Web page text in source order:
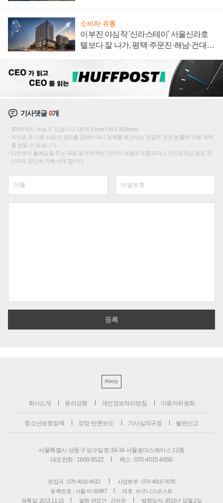
소비자·유통
이부진 야심작 '신라스테이' 서울신라호
텔보다 잘 나가, 평택·주문진·해남·건대로
기사댓글0개
200자까지 쓰실 수 있습니다. (현재 0 byte / 최대 400byte)
저작권 등 다른 사람의 권리를 침해하거나 명예를 훼손하는 댓글은 관련 법률에 의해 제재
를 받을 수 있습니다.
타인에게 불쾌감을 주는 욕설 등 비하하는 단어가 내용에 포함되거나 인신공격성 글은 관
리자의 판단에 의해 삭제 합니다.
PC버전
회사소개 윤리강령 개인정보처리방침 이용자위원회
청소년보호정책 정정·반론보도 기사심의규정 불편신고
서울특별시 성동구 성수일로 39-34 서울숲더스페이스 12층
대표전화 : 1800-6522
팩스 : 070-4015-8658
편집국 : 070-4010-8512
사업본부 : 070-4010-7078
등록번호 : 서울 아 02897
제호 : 비즈니스포스트
등록일: 2013.11.13
발행·편집인 : 강석운 발행일자: 2013년 12월 2일